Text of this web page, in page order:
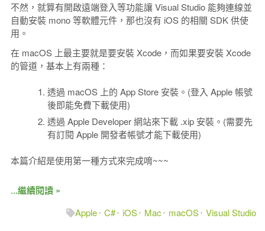
不然，就算有開啟遠端登入等功能讓 Visual Studio 能夠連線並
自動安裝 mono 等軟體元件，那也沒有 iOS 的相關 SDK 供使
用。
在 macOS 上最主要就是要安裝 Xcode，而如果要安裝 Xcode
的管道，基本上有兩種：
透過 macOS 上的 App Store 安裝。(登入 Apple 帳號
後即能免費下載使用)
透過 Apple Developer 網站來下載 .xip 安裝。(需要先
有訂閱 Apple 開發者帳號才能下載使用)
本篇介紹是使用第一種方式來完成唷~~~
...繼續閱讀 »
Apple C# iOS Mac macOS Visual Studio